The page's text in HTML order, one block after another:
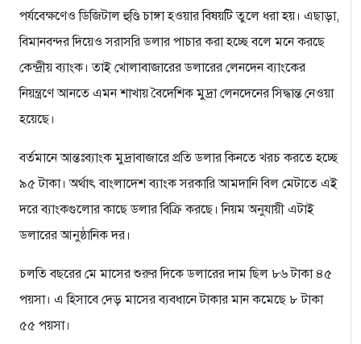
পর্যবেক্ষণেও ডিজিটাল হুণ্ডি চাঙ্গা হওয়ার বিষয়টি তুলে ধরা হয়। এছাড়া,
বিমানবন্দর দিয়েও সরাসরি ডলার পাচার করা হচ্ছে বলে মনে করছে
কেন্দ্রীয় ব্যাংক। তাই খোলাবাজারের ডলারের লেনদেন ব্যাংকের
নিয়ন্ত্রণে আনতে এমন শাখায় বৈদেশিক মুদ্রা লেনদেনের সিদ্ধান্ত নেওয়া
হয়েছে।
বর্তমানে আন্তঃব্যাংক মুদ্রাবাজারে প্রতি ডলার কিনতে খরচ করতে হচ্ছে
৯৫ টাকা। অর্থাৎ বাংলাদেশ ব্যাংক সরকারি আমদানি বিল মেটাতে এই
দরে ব্যাংকগুলোর কাছে ডলার বিক্রি করছে। নিয়ম অনুযায়ী এটাই
ডলারের আনুষ্ঠানিক দর।
চলতি বছরের মে মাসের শুরুর দিকে ডলারের দাম ছিল ৮৬ টাকা ৪৫
পয়সা। এ হিসাবে দেড় মাসের ব্যবধানে টাকার মান কমেছে ৮ টাকা
৫৫ পয়সা।